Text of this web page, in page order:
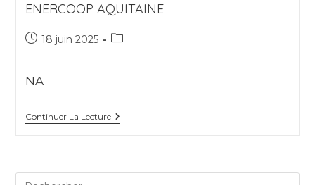
ENERCOOP AQUITAINE
Publication
18 juin 2025
Post
NA
Continuer La LectureEnercoop
Aquitaine